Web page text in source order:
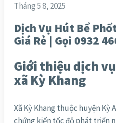
Tháng 5 8, 2025
Dịch Vụ Hút Bể
Giá Rẻ | Gọi 0932
Giới thiệu dịch
xã Kỳ Khang
Xã Kỳ Khang thuộc huyện Kỳ
chứng kiến tốc độ phát triển